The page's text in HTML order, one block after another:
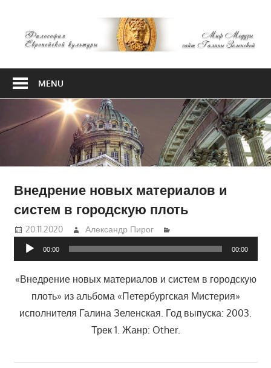
content
Европейской
MENU
Внедрение новых материалов и
систем в городскую плоть
20.11.2020 Александр Пирог
Аудиоплеер
00:00 00:00
«Внедрение новых материалов и систем в городскую
плоть» из альбома «Петербургская Мистерия»
исполнителя Галина Зеленская. Год выпуска: 2003.
Трек 1. Жанр: Other.